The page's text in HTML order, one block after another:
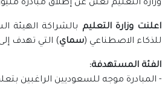
وزارة التعليم تعلن عن إطلاق مبادرة
اعلنت وزارة التعليم بالشراكة الهيئة
للذكاء الاصطناعي (سماي) التي تهدف
الفئة المستهدفة:
- المبادرة موجه للسعوديين الراغبين